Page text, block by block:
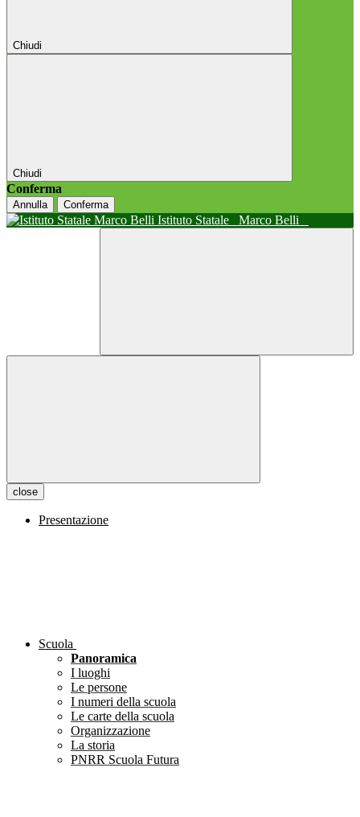
Chiudi
Chiudi
Conferma
Annulla Conferma
Istituto Statale Marco Belli
close
Presentazione
Scuola
Panoramica
I luoghi
Le persone
I numeri della scuola
Le carte della scuola
Organizzazione
La storia
PNRR Scuola Futura